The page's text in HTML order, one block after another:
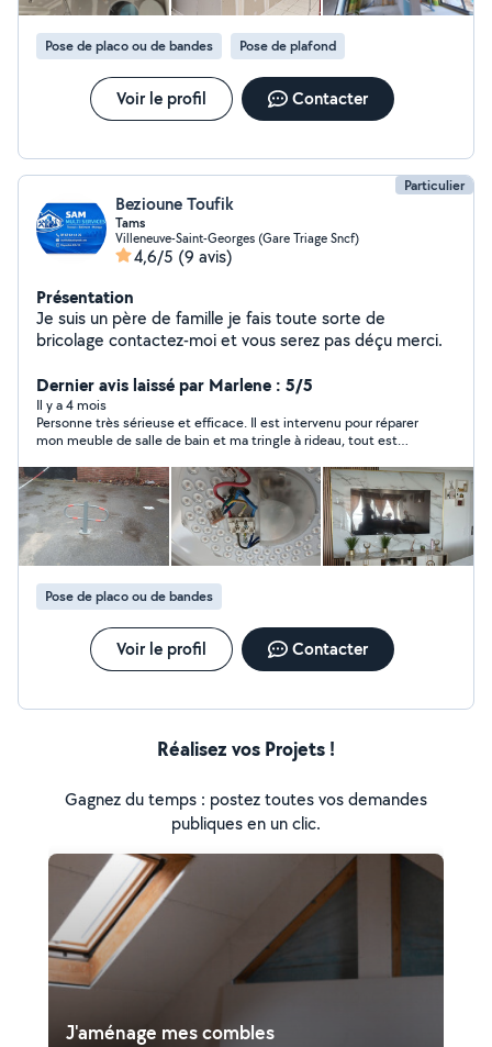
Pose de placo ou de bandes Pose de plafond
Voir le profil Contacter
Particulier
Bezioune Toufik
Tams
Villeneuve-Saint-Georges (Gare Triage Sncf)
4,6/5 (9 avis)
Présentation
Je suis un père de famille je fais toute sorte de
bricolage contactez-moi et vous serez pas déçu merci.
Dernier avis laissé par Marlene : 5/5
Il y a 4 mois
Personne très sérieuse et efficace. Il est intervenu pour réparer
mon meuble de salle de bain et ma tringle à rideau, tout est
Pose de placo ou de bandes
Voir le profil Contacter
Réalisez vos Projets !
Gagnez du temps : postez toutes vos demandes
publiques en un clic.
J'aménage mes combles